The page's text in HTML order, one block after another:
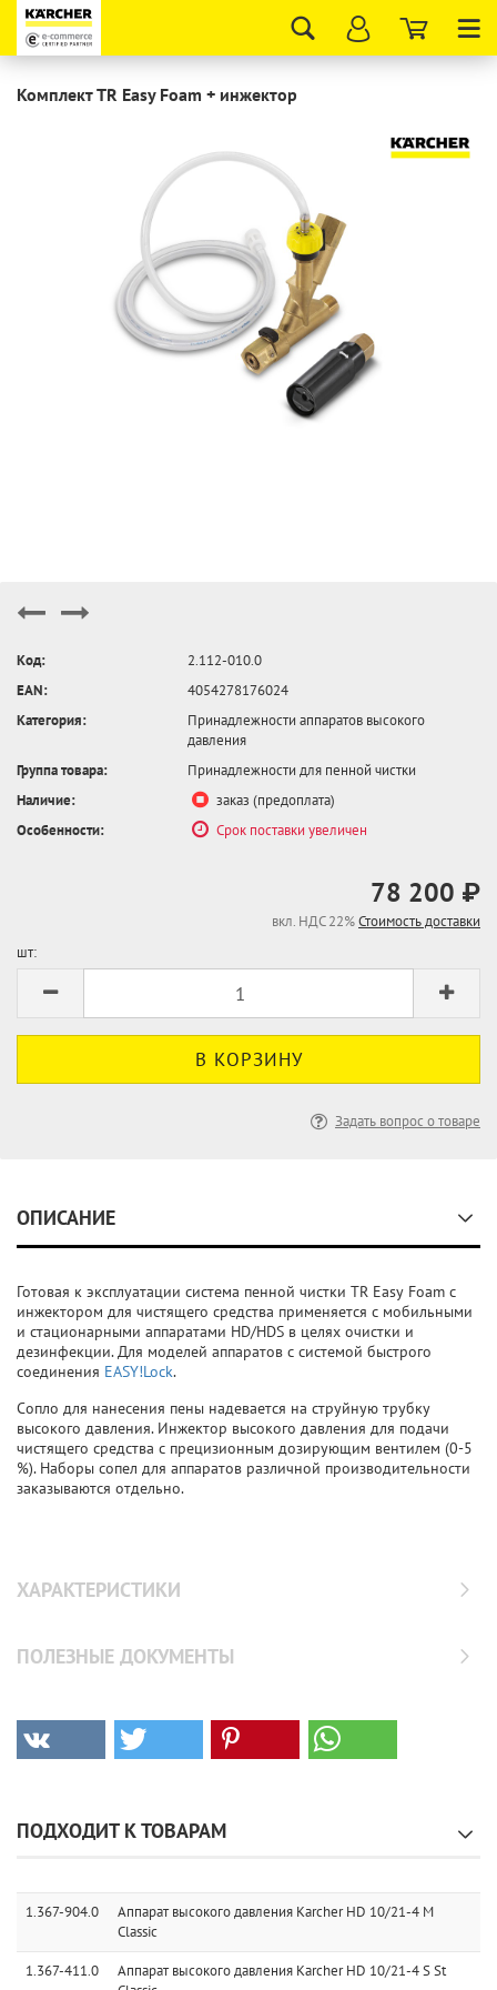
Комплект TR Easy Foam + инжектор
Код:
2.112-010.0
EAN:
4054278176024
Категория:
Принадлежности аппаратов высокого
давления
Группа товара:
Принадлежности для пенной чистки
Наличие:
заказ (предоплата)
Особенности:
Срок поставки увеличен
78 200 ₽
вкл. НДС 22%Стоимость доставки
шт:
Задать вопрос о товаре
ОПИСАНИЕ
Готовая к эксплуатации система пенной чистки TR Easy Foam с
инжектором для чистящего средства применяется с мобильными
и стационарными аппаратами HD/HDS в целях очистки и
дезинфекции. Для моделей аппаратов с системой быстрого
соединения EASY!Lock.
Сопло для нанесения пены надевается на струйную трубку
высокого давления. Инжектор высокого давления для подачи
чистящего средства с прецизионным дозирующим вентилем (0-5
%). Наборы сопел для аппаратов различной производительности
заказываются отдельно.
ХАРАКТЕРИСТИКИ
ПОЛЕЗНЫЕ ДОКУМЕНТЫ
ПОДХОДИТ К ТОВАРАМ
1.367-904.0
Аппарат высокого давления Karcher HD 10/21-4 M
Classic
1.367-411.0
Аппарат высокого давления Karcher HD 10/21-4 S St